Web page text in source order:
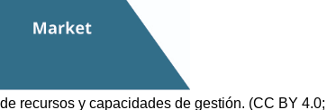
recursos y capacidades de gestión. (CC BY